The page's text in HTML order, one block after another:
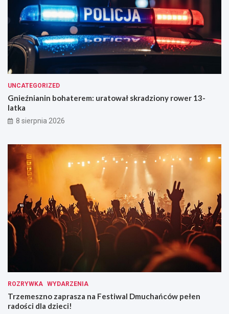
UNCATEGORIZED
Gnieźnianin bohaterem: uratował skradziony rower 13-
latka
8 sierpnia 2026
ROZRYWKA WYDARZENIA
Trzemeszno zaprasza na Festiwal Dmuchańców pełen
radości dla dzieci!